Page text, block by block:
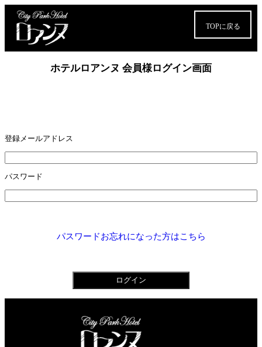
TOPに戻る
ホテルロアンヌ 会員様ログイン画面
登録メールアドレス
パスワード
パスワードお忘れになった方はこちら